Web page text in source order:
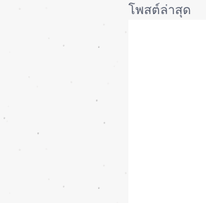
โพสต์ล่าสุด